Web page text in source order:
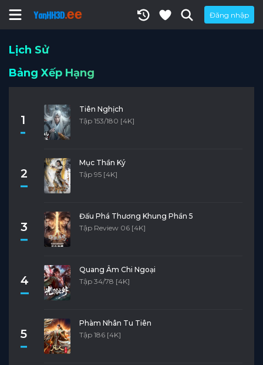
Đăng nhập
Lịch Sử
Bảng Xếp Hạng
1
Tiên Nghịch
Tập 153/180 [4K]
2
Mục Thần Ký
Tập 95 [4K]
3
Đấu Phá Thương Khung Phần 5
Tập Review 06 [4K]
4
Quang Âm Chi Ngoại
Tập 34/78 [4K]
5
Phàm Nhân Tu Tiên
Tập 186 [4K]